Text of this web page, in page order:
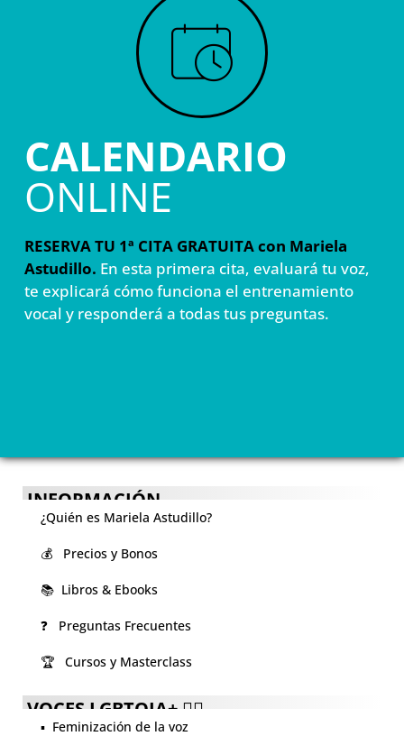
CALENDARIO
ONLINE
RESERVA TU 1ª CITA GRATUITA con Mariela
Astudillo. En esta primera cita, evaluará tu voz,
te explicará cómo funciona el entrenamiento
vocal y responderá a todas tus preguntas.
INFORMACIÓN
¿Quién es Mariela Astudillo?
💰 Precios y Bonos
📚 Libros & Ebooks
❓ Preguntas Frecuentes
🏆 Cursos y Masterclass
VOCES LGBTQIA+ 🏳️‍🌈
▪️ Feminización de la voz